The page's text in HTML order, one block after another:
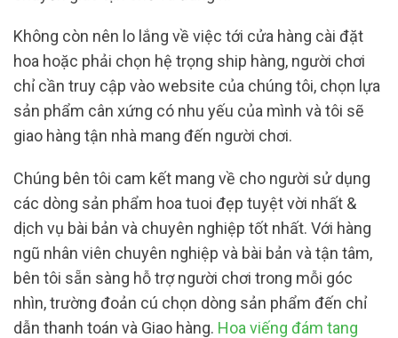
Không còn nên lo lắng về việc tới cửa hàng cài đặt
hoa hoặc phải chọn hệ trọng ship hàng, người chơi
chỉ cần truy cập vào website của chúng tôi, chọn lựa
sản phẩm cân xứng có nhu yếu của mình và tôi sẽ
giao hàng tận nhà mang đến người chơi.
Chúng bên tôi cam kết mang về cho người sử dụng
các dòng sản phẩm hoa tuoi đẹp tuyệt vời nhất &
dịch vụ bài bản và chuyên nghiệp tốt nhất. Với hàng
ngũ nhân viên chuyên nghiệp và bài bản và tận tâm,
bên tôi sẵn sàng hỗ trợ người chơi trong mỗi góc
nhìn, trường đoản cú chọn dòng sản phẩm đến chỉ
dẫn thanh toán và Giao hàng. Hoa viếng đám tang